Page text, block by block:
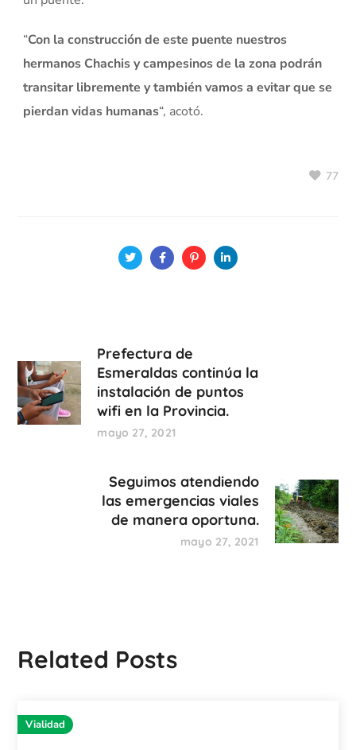
“Con la construcción de este puente nuestros
hermanos Chachis y campesinos de la zona podrán
transitar libremente y también vamos a evitar que se
pierdan vidas humanas“, acotó.
77
Prefectura de
Esmeraldas continúa la
instalación de puntos
wifi en la Provincia.
mayo 27, 2021
Seguimos atendiendo
las emergencias viales
de manera oportuna.
mayo 27, 2021
Related Posts
Vialidad